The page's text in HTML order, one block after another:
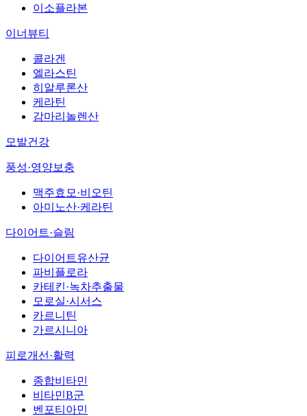
이소플라본
이너뷰티
콜라겐
엘라스틴
히알루론산
케라틴
감마리놀렌산
모발건강
풍성·영양보충
맥주효모·비오틴
아미노산·케라틴
다이어트·슬림
다이어트유산균
파비플로라
카테킨·녹차추출물
모로실·시서스
카르니틴
가르시니아
피로개선·활력
종합비타민
비타민B군
벤포티아민